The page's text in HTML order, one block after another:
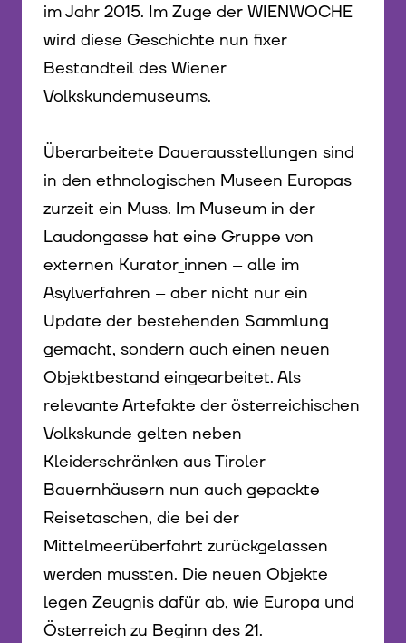
im Jahr 2015. Im Zuge der WIENWOCHE
wird diese Geschichte nun fixer
Bestandteil des Wiener
Volkskundemuseums.
Überarbeitete Dauerausstellungen sind
in den ethnologischen Museen Europas
zurzeit ein Muss. Im Museum in der
Laudongasse hat eine Gruppe von
externen Kurator_innen – alle im
Asylverfahren – aber nicht nur ein
Update der bestehenden Sammlung
gemacht, sondern auch einen neuen
Objektbestand eingearbeitet. Als
relevante Artefakte der österreichischen
Volkskunde gelten neben
Kleiderschränken aus Tiroler
Bauernhäusern nun auch gepackte
Reisetaschen, die bei der
Mittelmeerüberfahrt zurückgelassen
werden mussten. Die neuen Objekte
legen Zeugnis dafür ab, wie Europa und
Österreich zu Beginn des 21.